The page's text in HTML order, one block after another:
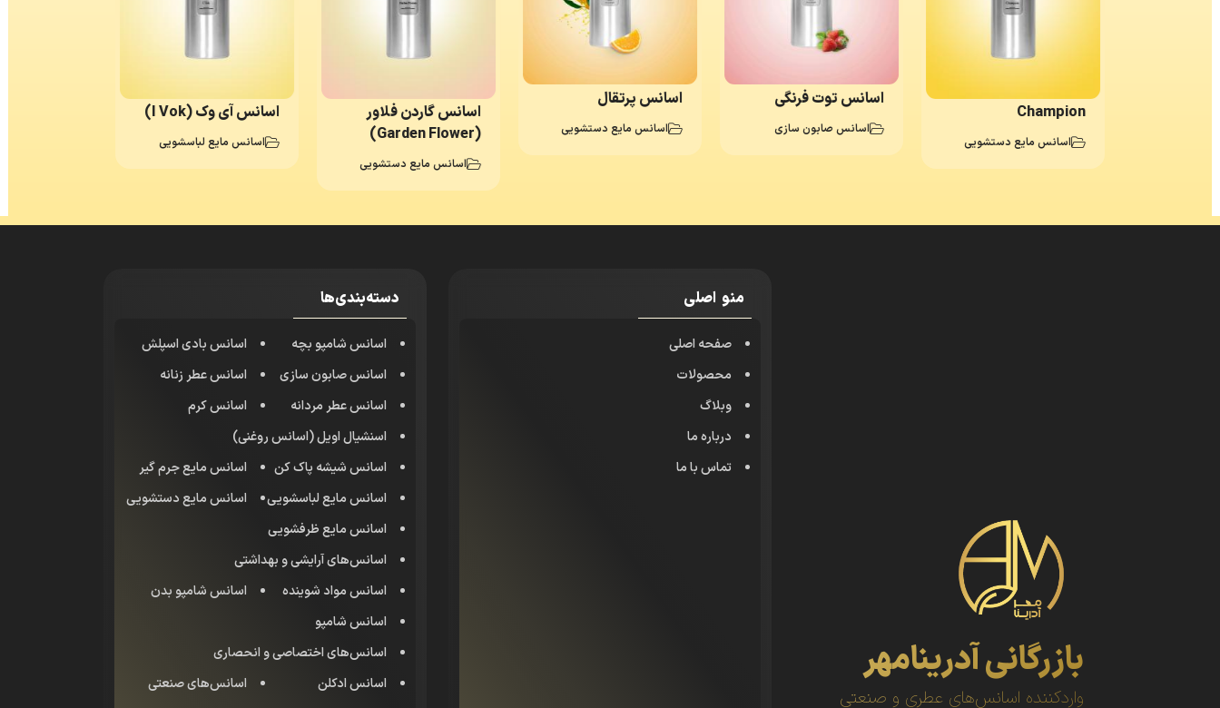
اسانس پرتقال
اسانس مایع دستشویی
اسانس توت فرنگی
اسانس صابون سازی
Champion
اسانس مایع دستشویی
اسانس آی وک (I Vok)
اسانس مایع لباسشویی
اسانس گاردن فلاور
(Garden Flower)
اسانس مایع دستشویی
بازرگانی آدرینامهر
واردکننده اسانس‌های عطری و صنعتی
منو اصلی
صفحه اصلی
محصولات
وبلاگ
درباره ما
تماس با ما
دسته‌بندی‌ها
اسانس شامپو بچه
اسانس بادی اسپلش
اسانس صابون سازی
اسانس عطر زنانه
اسانس عطر مردانه
اسانس کرم
اسنشیال اویل (اسانس روغنی)
اسانس شیشه پاک کن
اسانس مایع جرم گیر
اسانس مایع لباسشویی
اسانس مایع دستشویی
اسانس مایع ظرفشویی
اسانس‌های آرایشی و بهداشتی
اسانس مواد شوینده
اسانس شامپو بدن
اسانس شامپو
اسانس‌های اختصاصی و انحصاری
اسانس‌ ادکلن
اسانس‌های صنعتی